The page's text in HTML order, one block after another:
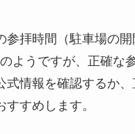
参拝時間（駐車場の
ようですが、正確な
式情報を確認するか
すめします。